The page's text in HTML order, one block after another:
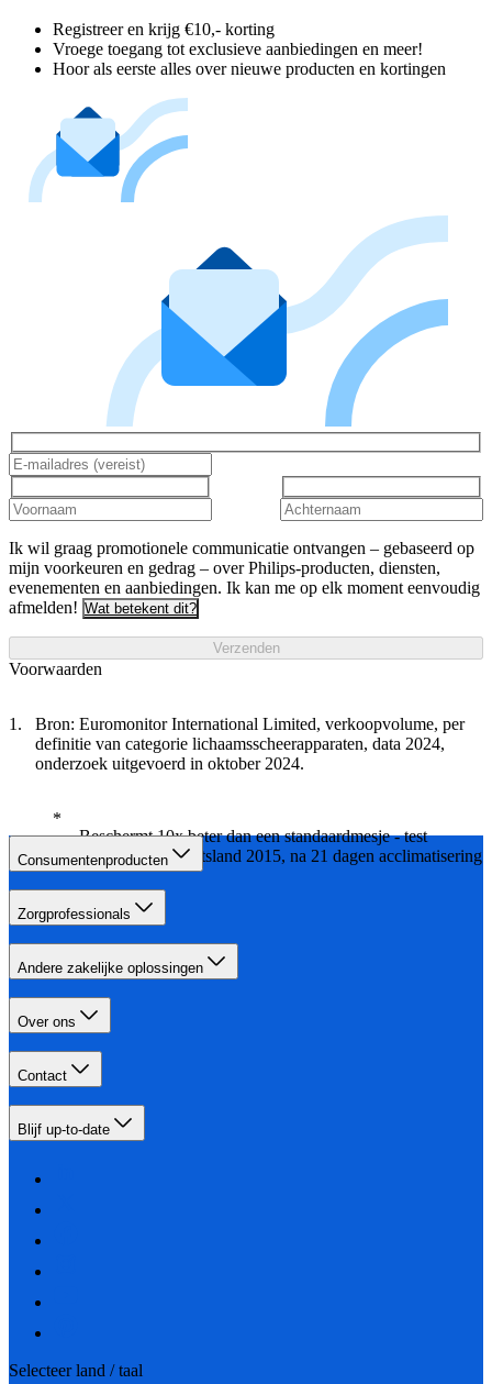
Registreer en krijg €10,- korting
Vroege toegang tot exclusieve aanbiedingen en meer!
Hoor als eerste alles over nieuwe producten en kortingen
Ik wil graag promotionele communicatie ontvangen – gebaseerd op
mijn voorkeuren en gedrag – over Philips-producten, diensten,
evenementen en aanbiedingen. Ik kan me op elk moment eenvoudig
afmelden! Wat betekent dit?
Verzenden
Voorwaarden
Bron: Euromonitor International Limited, verkoopvolume, per
definitie van categorie lichaamsscheerapparaten, data 2024,
onderzoek uitgevoerd in oktober 2024.
Beschermt 10x beter dan een standaardmesje - test
uitgevoerd in Duitsland 2015, na 21 dagen acclimatisering
Consumentenproducten
Zorgprofessionals
Andere zakelijke oplossingen
Over ons
Contact
Blijf up-to-date
Selecteer land / taal